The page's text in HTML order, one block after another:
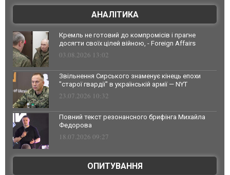
АНАЛІТИКА
Кремль не готовий до компромісів і прагне
досягти своїх цілей війною, - Foreign Affairs
03.08.2026 13:02
Звільнення Сирського знаменує кінець епохи
"старої гвардії" в українській армії — NYT
23.07.2026 10:32
Повний текст резонансного брифінга Михайла
Федорова
18.07.2026 09:27
ОПИТУВАННЯ